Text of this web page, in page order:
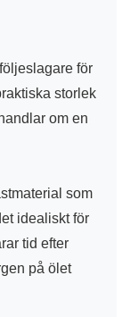
för
storlek
om en
som
idealiskt för
tid efter
på ölet